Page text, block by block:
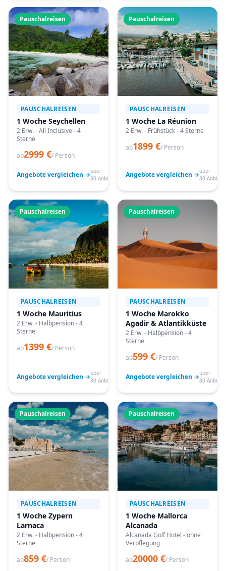
Pauschalreisen
PAUSCHALREISEN
1 Woche Seychellen
2 Erw. - All Inclusive - 4
Sterne
ab2999 €/ Person
Angebote vergleichen →über
80 Anbieter
Pauschalreisen
PAUSCHALREISEN
1 Woche La Réunion
2 Erw. - Frühstück - 4 Sterne
ab1899 €/ Person
Angebote vergleichen →über
80
Pauschalreisen
PAUSCHALREISEN
1 Woche Mauritius
2 Erw. - Halbpension - 4
Sterne
ab1399 €/ Person
Angebote vergleichen →über
80 Anbieter
Pauschalreisen
PAUSCHALREISEN
1 Woche Marokko
Agadir & Atlantikküste
2 Erw. - Halbpension - 4
Sterne
ab599 €/ Person
Angebote vergleichen →über
80
Pauschalreisen
PAUSCHALREISEN
1 Woche Zypern
Larnaca
2 Erw. - Halbpension - 4
Sterne
ab859 €/ Person
Pauschalreisen
PAUSCHALREISEN
1 Woche Mallorca
Alcanada
Alcanada Golf Hotel - ohne
Verpflegung
ab20000 €/ Person